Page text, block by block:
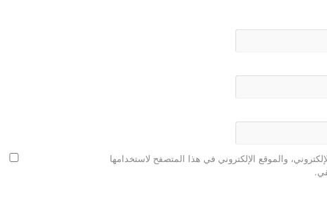
والموقع الإلكتروني في هذا المتصفح لاستخدامها